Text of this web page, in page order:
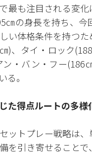
最も注目される変
㎝の身長を持ち、
い体格条件を持つ
)、タイ・ロック
・バン・フー(186
る。
た得点ルートの多様
ットプレー戦略は
を引き寄せること